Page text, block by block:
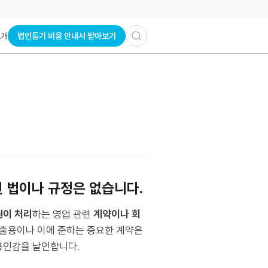
법인등기 비용 안내서 받아보기
이나 규정은 없습니다.
처리 하는 영업 관련 계약이나 회
용이나 이에 준하는 중요한 계약은
감을 날인합니다.